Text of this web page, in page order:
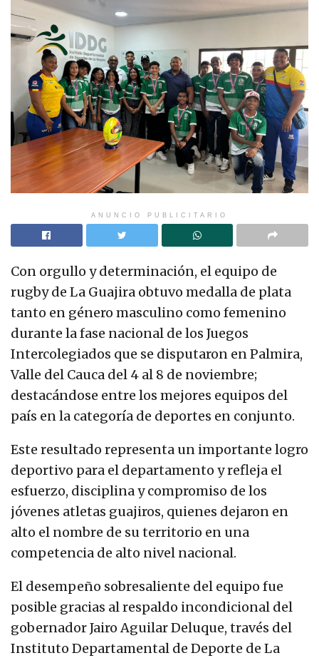
ANUNCIO PUBLICITARIO
Con orgullo y determinación, el equipo de
rugby de La Guajira obtuvo medalla de plata
tanto en género masculino como femenino
durante la fase nacional de los Juegos
Intercolegiados que se disputaron en Palmira,
Valle del Cauca del 4 al 8 de noviembre;
destacándose entre los mejores equipos del
país en la categoría de deportes en conjunto.
Este resultado representa un importante logro
deportivo para el departamento y refleja el
esfuerzo, disciplina y compromiso de los
jóvenes atletas guajiros, quienes dejaron en
alto el nombre de su territorio en una
competencia de alto nivel nacional.
El desempeño sobresaliente del equipo fue
posible gracias al respaldo incondicional del
gobernador Jairo Aguilar Deluque, través del
Instituto Departamental de Deporte de La